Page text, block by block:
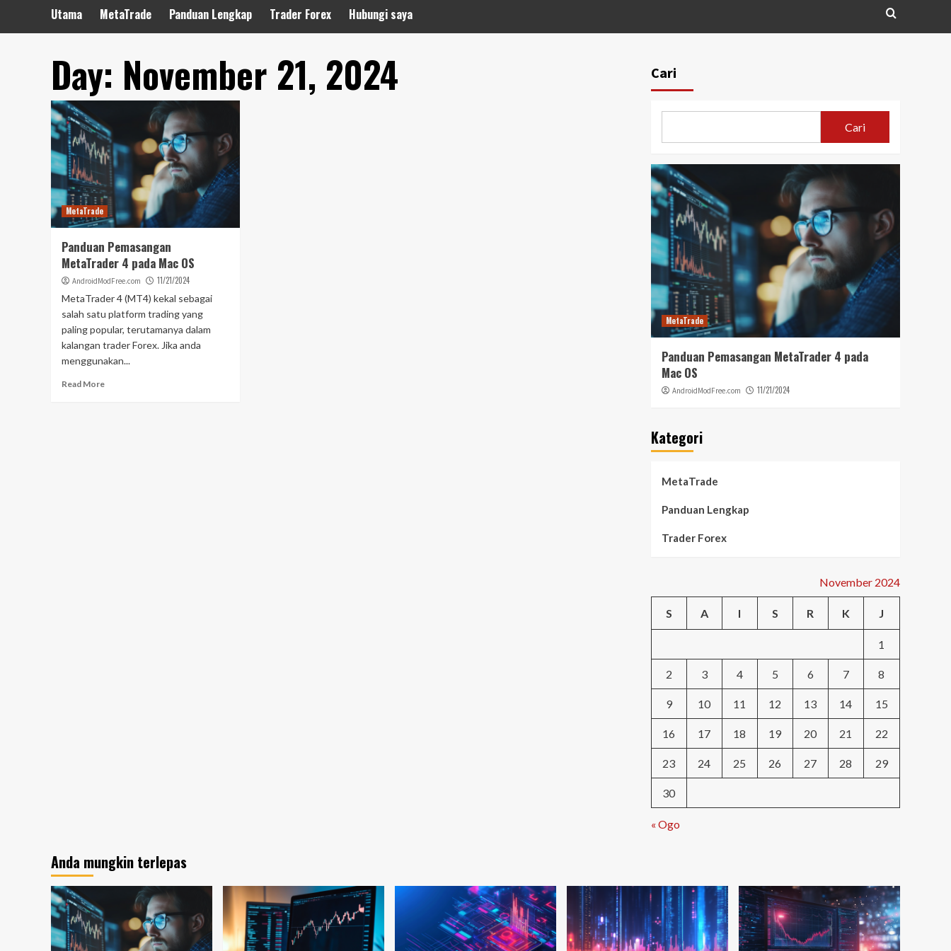
Utama MetaTrade Panduan Lengkap Trader Forex Hubungi saya
Day: November 21, 2024
MetaTrade
Panduan Pemasangan
MetaTrader 4 pada Mac OS
AndroidModFree.com 11/21/2024
MetaTrader 4 (MT4) kekal sebagai
salah satu platform trading yang
paling popular, terutamanya dalam
kalangan trader Forex. Jika anda
menggunakan...
Read More
Cari
Cari
MetaTrade
Panduan Pemasangan MetaTrader 4 pada
Mac OS
AndroidModFree.com 11/21/2024
Kategori
MetaTrade
Panduan Lengkap
Trader Forex
November 2024
S A I S R K J
1
2 3 4 5 6 7 8
9 10 11 12 13 14 15
16 17 18 19 20 21 22
23 24 25 26 27 28 29
30
« Ogo
Anda mungkin terlepas